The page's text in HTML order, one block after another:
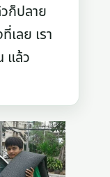
ก็ปลาย
เลย เรา
แล้ว